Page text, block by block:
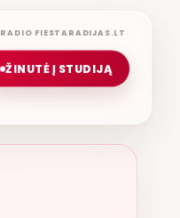
RADIO FIESTARADIJAS.LT
ŽINUTĖ Į STUDIJĄ